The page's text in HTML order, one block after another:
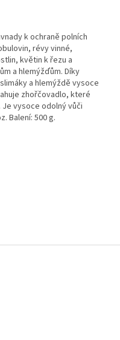
k ochraně polních
révy vinné,
květin k řezu a
a hlemýžďům. Díky
a hlemýždě vysoce
zhořčovadlo, které
Je vysoce odolný vůči
Balení: 500 g.